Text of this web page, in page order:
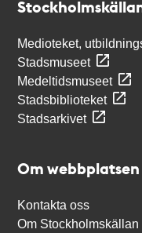
Medioteket,
Stadsmuseet
Medeltidsmuseet
Stadsbiblioteket
Stadsarkivet
Om webbplatsen
Kontakta oss
Om Stockholmskällan